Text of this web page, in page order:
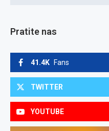
Pratite nas
41.4K Fans
TWITTER
YOUTUBE